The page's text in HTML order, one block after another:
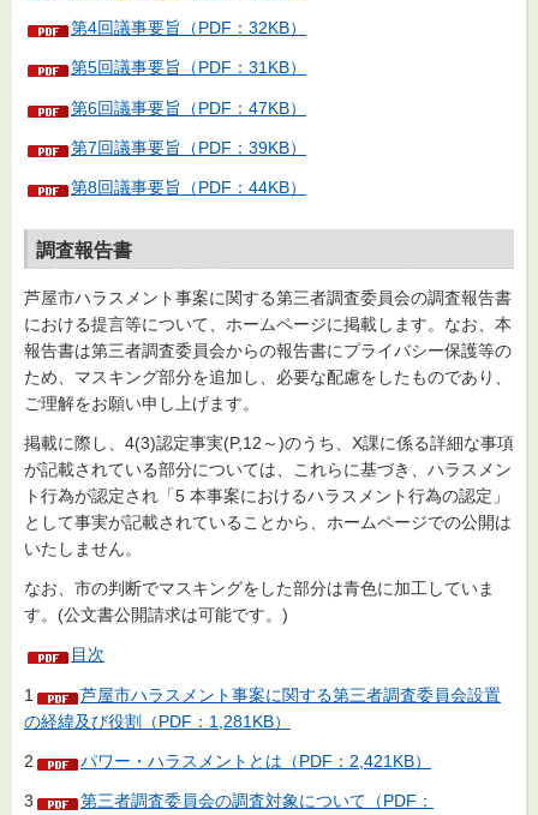
第4回議事要旨（PDF：32KB）
第5回議事要旨（PDF：31KB）
第6回議事要旨（PDF：47KB）
第7回議事要旨（PDF：39KB）
第8回議事要旨（PDF：44KB）
調査報告書
芦屋市ハラスメント事案に関する第三者調査委員会の調査報告書
における提言等について、ホームページに掲載します。なお、本
報告書は第三者調査委員会からの報告書にプライバシー保護等の
ため、マスキング部分を追加し、必要な配慮をしたものであり、
ご理解をお願い申し上げます。
掲載に際し、4(3)認定事実(P,12～)のうち、X課に係る詳細な事項
が記載されている部分については、これらに基づき、ハラスメン
ト行為が認定され「5 本事案におけるハラスメント行為の認定」
として事実が記載されていることから、ホームページでの公開は
いたしません。
なお、市の判断でマスキングをした部分は青色に加工していま
す。(公文書公開請求は可能です。)
目次
1
芦屋市ハラスメント事案に関する第三者調査委員会設置
の経緯及び役割（PDF：1,281KB）
2 パワー・ハラスメントとは（PDF：2,421KB）
3
第三者調査委員会の調査対象について（PDF：